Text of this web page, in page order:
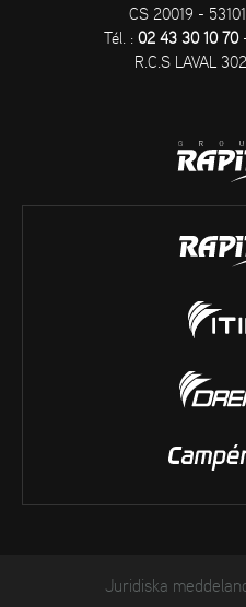
CS 20019 -
Tél. : 02 43 30 10 70-
R.C.S LAVAL
Juridiska